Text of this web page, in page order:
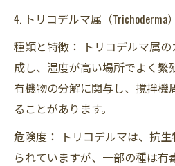
4. トリコデルマ属（Trichoderma）
種類と特徴： トリコデルマ属
成し、湿度が高い場所でよく繁
有機物の分解に関与し、撹拌機
ることがあります。
危険度： トリコデルマは、抗
られていますが、一部の種は